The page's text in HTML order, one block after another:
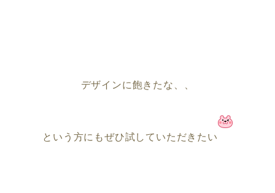
デザインに飽きたな、、
という方にもぜひ試していただきたい